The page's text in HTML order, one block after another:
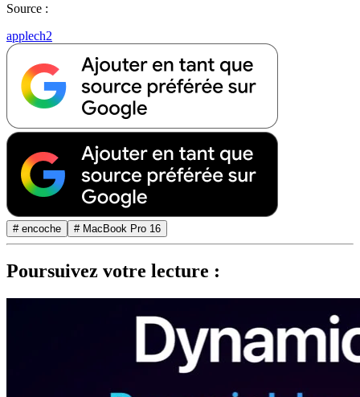
Source :
applech2
# encoche # MacBook Pro 16
Poursuivez votre lecture :